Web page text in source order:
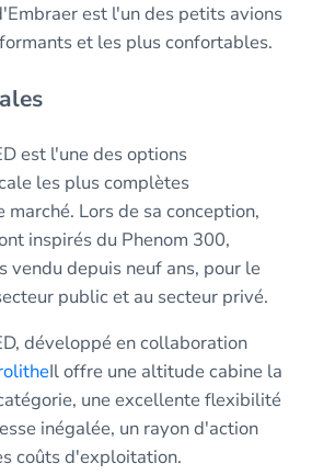
est l'un des petits avions
et les plus confortables.
est l'une des options
les plus complètes
Lors de sa conception,
inspirés du Phenom 300,
vendu depuis neuf ans, pour le
public et au secteur privé.
développé en collaboration
Il offre une altitude cabine la
une excellente flexibilité
inégalée, un rayon d'action
coûts d'exploitation.